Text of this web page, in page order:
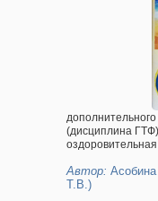
(дисциплина
Автор:
Т.В.)